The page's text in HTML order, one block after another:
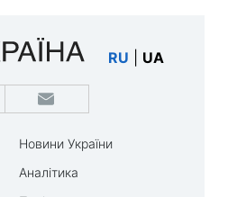
RU UA
Новини України
Аналітика